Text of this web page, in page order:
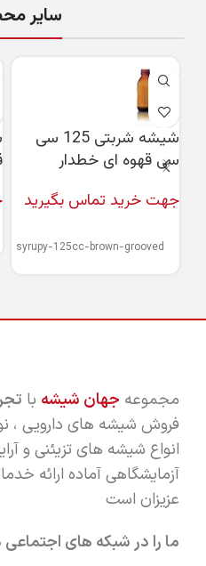
سایر
شیشه شربتی 125 سی
سی قهوه ای خطدار
جهت خرید تماس بگیرید
syrupy-125cc-brown-grooved
مجموعه جهان شیشه با تجربه
فروش شیشه های دارویی ،
انواع شیشه های تزیئنی و
آزمایشگاهی آماده ارائه
عزیزان است
ما را در شبکه های اجتماعی